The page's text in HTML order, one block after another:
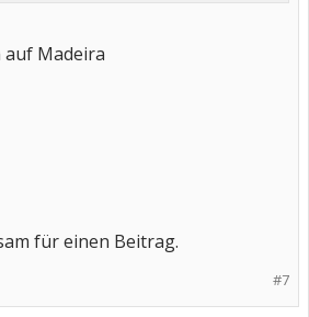
auf Madeira
für einen Beitrag.
#7